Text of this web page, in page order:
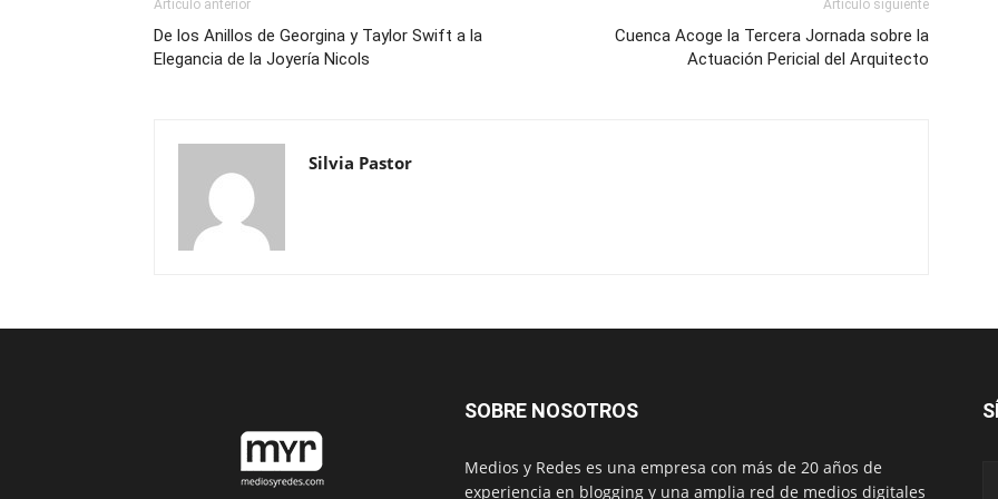
Artículo anterior
De los Anillos de Georgina y Taylor Swift a la
Elegancia de la Joyería Nicols
Artículo siguiente
Cuenca Acoge la Tercera Jornada sobre la
Actuación Pericial del Arquitecto
Silvia Pastor
SOBRE NOSOTROS
Medios y Redes es una empresa con más de 20 años de
experiencia en blogging y una amplia red de medios digitales